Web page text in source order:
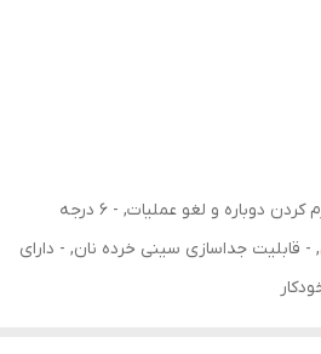
- دارای 3 دکمه یخ زدایی و گرم کردن دوباره و لغو عملیات, - 6 درجه
قابلیت جداسازی سینی خرده نان, - دارای